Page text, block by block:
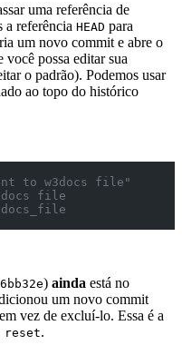
uma referência de
a referência HEAD para
um novo commit e abre o
possa editar sua
o padrão). Podemos usar
ao topo do histórico
to w3docs file"
file
) ainda está no
um novo commit
vez de excluí-lo. Essa é a
.